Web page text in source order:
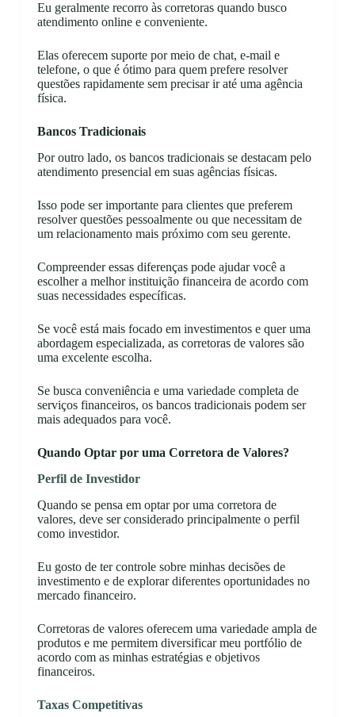
Eu geralmente recorro às corretoras quando busco
atendimento online e conveniente.
Elas oferecem suporte por meio de chat, e-mail e
telefone, o que é ótimo para quem prefere resolver
questões rapidamente sem precisar ir até uma agência
física.
Bancos Tradicionais
Por outro lado, os bancos tradicionais se destacam pelo
atendimento presencial em suas agências físicas.
Isso pode ser importante para clientes que preferem
resolver questões pessoalmente ou que necessitam de
um relacionamento mais próximo com seu gerente.
Compreender essas diferenças pode ajudar você a
escolher a melhor instituição financeira de acordo com
suas necessidades específicas.
Se você está mais focado em investimentos e quer uma
abordagem especializada, as corretoras de valores são
uma excelente escolha.
Se busca conveniência e uma variedade completa de
serviços financeiros, os bancos tradicionais podem ser
mais adequados para você.
Quando Optar por uma Corretora de Valores?
Perfil de Investidor
Quando se pensa em optar por uma corretora de
valores, deve ser considerado principalmente o perfil
como investidor.
Eu gosto de ter controle sobre minhas decisões de
investimento e de explorar diferentes oportunidades no
mercado financeiro.
Corretoras de valores oferecem uma variedade ampla de
produtos e me permitem diversificar meu portfólio de
acordo com as minhas estratégias e objetivos
financeiros.
Taxas Competitivas